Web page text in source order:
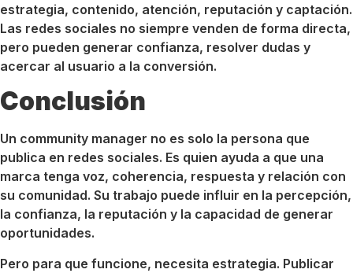
estrategia, contenido, atención, reputación y captación.
Las redes sociales no siempre venden de forma directa,
pero pueden generar confianza, resolver dudas y
acercar al usuario a la conversión.
Conclusión
Un community manager no es solo la persona que
publica en redes sociales. Es quien ayuda a que una
marca tenga voz, coherencia, respuesta y relación con
su comunidad. Su trabajo puede influir en la percepción,
la confianza, la reputación y la capacidad de generar
oportunidades.
Pero para que funcione, necesita estrategia. Publicar